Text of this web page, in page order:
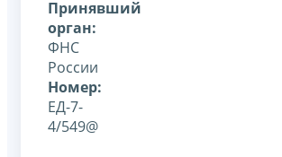
Принявший
орган:
ФНС
России
Номер:
ЕД-7-
4/549@